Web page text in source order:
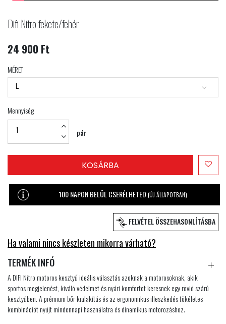
Difi Nitro fekete/fehér
24 900 Ft
MÉRET
L
Mennyiség
pár
KOSÁRBA
100 NAPON BELÜL CSERÉLHETED (ÚJ ÁLLAPOTBAN)
FELVÉTEL ÖSSZEHASONLÍTÁSBA
Ha valami nincs készleten mikorra várható?
TERMÉK INFÓ
A DIFI Nitro motoros kesztyű ideális választás azoknak a motorosoknak, akik
sportos megjelenést, kiváló védelmet és nyári komfortot keresnek egy rövid szárú
kesztyűben. A prémium bőr kialakítás és az ergonomikus illeszkedés tökéletes
kombinációt nyújt mindennapi használatra és dinamikus motorozáshoz.